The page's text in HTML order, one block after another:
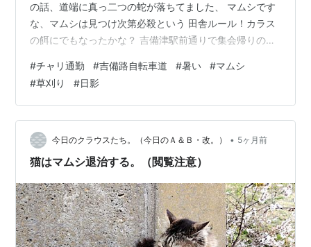
の話、道端に真っ二つの蛇が落ちてました、 マムシです
な、マムシは見つけ次第必殺という 田舎ルール！カラス
の餌にでもなったかな？ 吉備津駅前通りで集会帰りのお
和でええじゃないか！ 気温は高いが空気は乾いているの
で 日影に入ると東からの風でかなり快適！ ハワイってこ
んな感じ？ワイアラエの奇蹟！ 吉備路自転車道はその東
風が向かい風なので 行く手を阻んできます、まあ、のん
びり行こう！ 水上をスズメバチがすっ飛んで行ったり ト
ンボも追い抜いていき…
#チャリ通勤 #吉備路自転車道 #暑い #マムシ
#草刈り #日影
今日のクラウスたち。（今日のＡ＆Ｂ・改。） • 5ヶ月前
猫はマムシ退治する。（閲覧注意）